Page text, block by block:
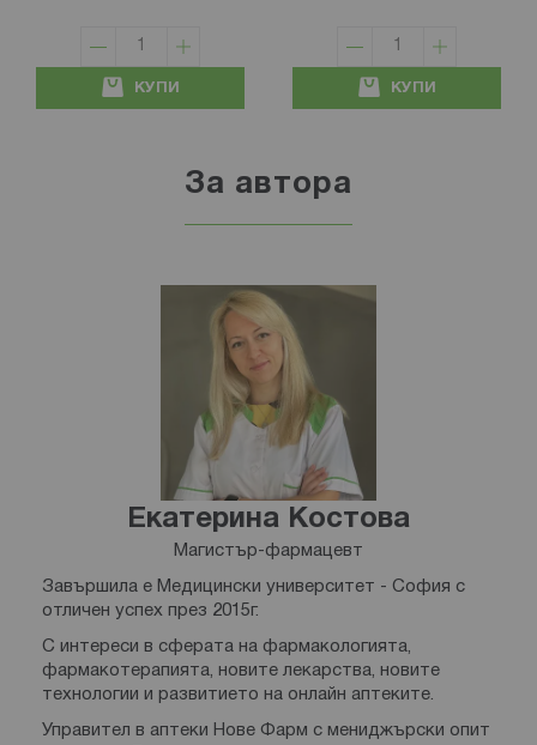
КУПИ КУПИ
За автора
Екатерина Костова
Магистър-фармацевт
Завършила е Медицински университет - София с
отличен успех през 2015г.
С интереси в сферата на фармакологията,
фармакотерапията, новите лекарства, новите
технологии и развитието на онлайн аптеките.
Управител в аптеки Нове Фарм с мениджърски опит